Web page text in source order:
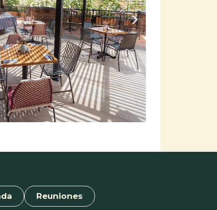
Reuniones